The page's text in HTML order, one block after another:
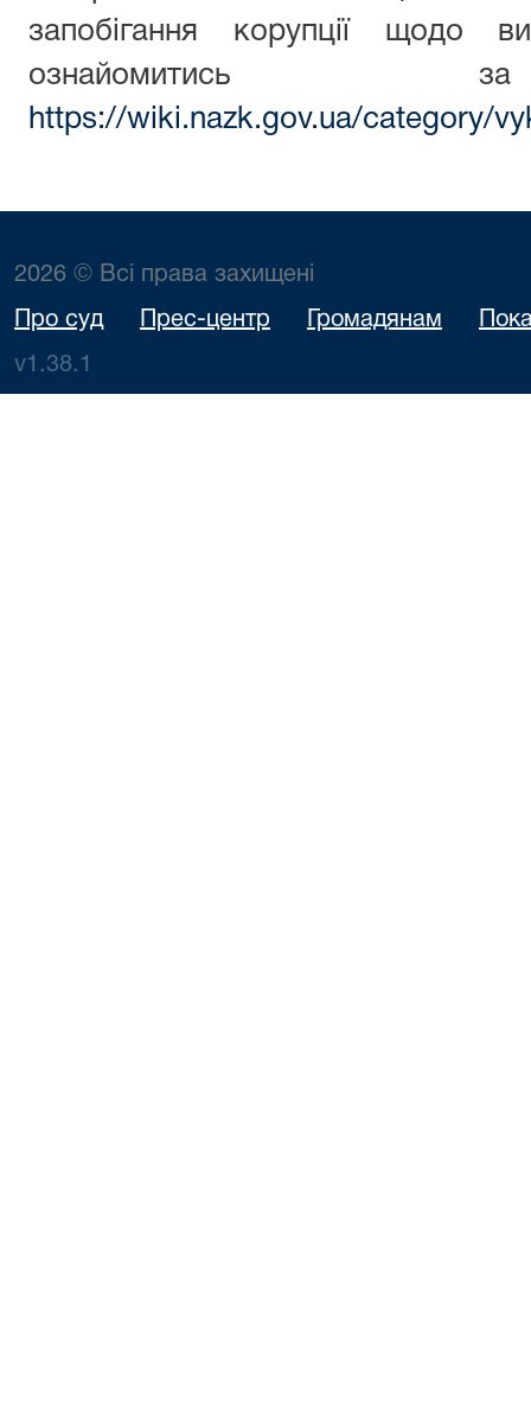
запобігання корупції щодо
ознайомитись
https://wiki.nazk.gov.ua/category/
2026 © Всі права захищені
Про суд Прес-центр Громадянам
v1.38.1